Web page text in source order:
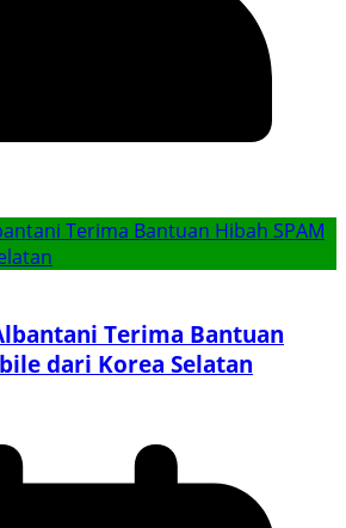
Terima Bantuan
dari Korea Selatan